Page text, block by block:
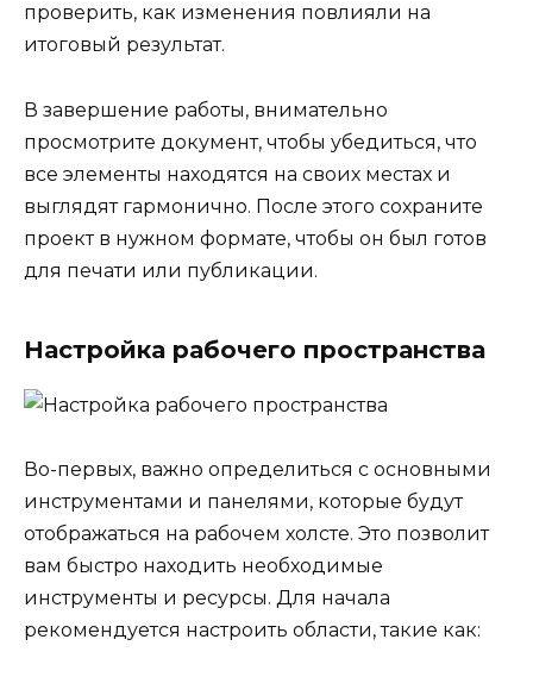
проверить, как изменения повлияли на
итоговый результат.
В завершение работы, внимательно
просмотрите документ, чтобы убедиться, что
все элементы находятся на своих местах и
выглядят гармонично. После этого сохраните
проект в нужном формате, чтобы он был готов
для печати или публикации.
Настройка рабочего пространства
Во-первых, важно определиться с основными
инструментами и панелями, которые будут
отображаться на рабочем холсте. Это позволит
вам быстро находить необходимые
инструменты и ресурсы. Для начала
рекомендуется настроить области, такие как: